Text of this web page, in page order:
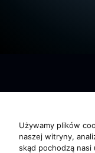
Używamy plików
naszej witryny,
skąd pochodzą nasi